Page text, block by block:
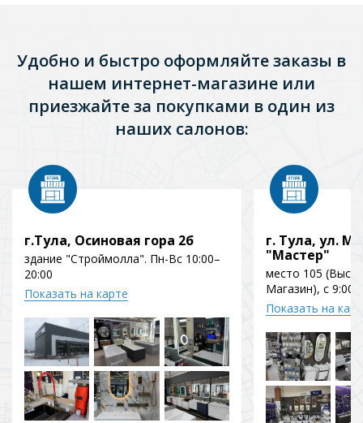
Удобно и быстро оформляйте заказы в
нашем интернет-магазине или
приезжайте за покупками в один из
наших салонов:
г.Тула, Осиновая гора 2б
здание "Строймолла". Пн-Вс 10:00–
20:00
Показать на карте
г. Тула, ул.
"Мастер"
место 105
Магазин), с 9:00
Показать на